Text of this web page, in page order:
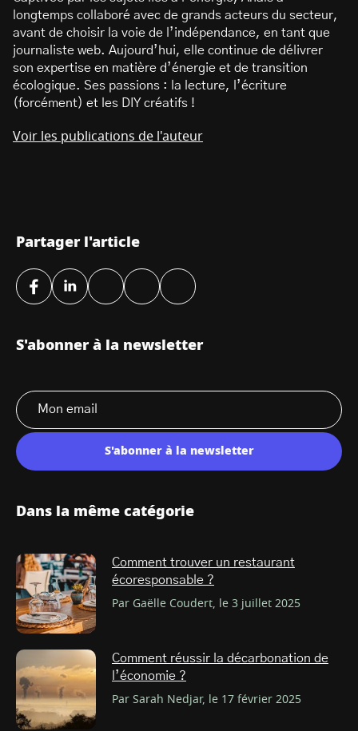
longtemps collaboré avec de grands acteurs du secteur,
avant de choisir la voie de l’indépendance, en tant que
journaliste web. Aujourd’hui, elle continue de délivrer
son expertise en matière d’énergie et de transition
écologique. Ses passions : la lecture, l’écriture
(forcément) et les DIY créatifs !
Voir les publications de l'auteur
Partager l'article
S'abonner à la newsletter
S'abonner à la newsletter
Dans la même catégorie
Comment trouver un restaurant
écoresponsable ?
Par Gaëlle Coudert, le 3 juillet 2025
Comment réussir la décarbonation de
l’économie ?
Par Sarah Nedjar, le 17 février 2025